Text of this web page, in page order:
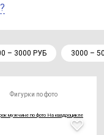
– 3000 РУБ 3000 –
Фигурки по фото